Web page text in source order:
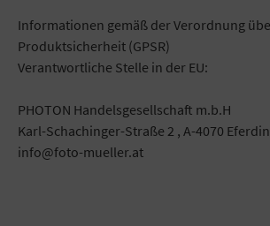
Informationen gemäß der Verordnung
Produktsicherheit (GPSR)
Verantwortliche Stelle in der EU:
PHOTON Handelsgesellschaft m.b.H
Karl-Schachinger-Straße 2 , A-4070
info@foto-mueller.at